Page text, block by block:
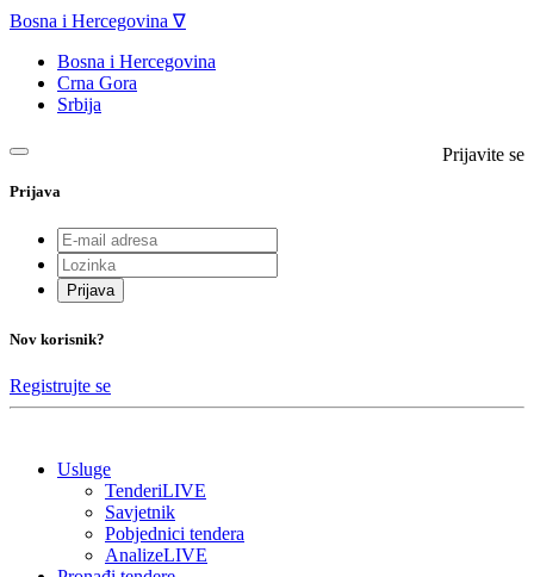
Bosna i Hercegovina ∇
Bosna i Hercegovina
Crna Gora
Srbija
Prijavite se
Prijava
Prijava
Nov korisnik?
Registrujte se
Usluge
TenderiLIVE
Savjetnik
Pobjednici tendera
AnalizeLIVE